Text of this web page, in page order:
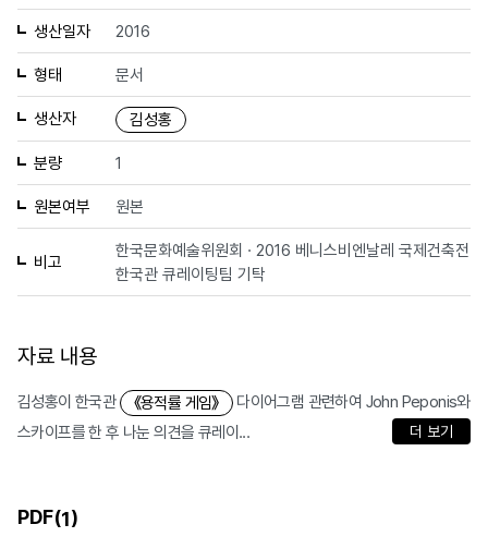
생산일자 2016
형태 문서
생산자 김성홍
분량 1
원본여부 원본
비고
한국문화예술위원회 · 2016 베니스비엔날레 국제건축전
한국관 큐레이팅팀 기탁
자료 내용
김성홍이 한국관 《용적률 게임》
다이어그램 관련하여 John Peponis와
스카이프를 한 후 나눈 의견을 큐레이...
더 보기
PDF(1)